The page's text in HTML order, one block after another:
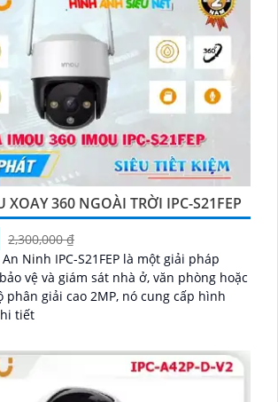
XOAY 360 NGOÀI TRỜI IPC-S21FEP
2,300,000 ₫
Ninh IPC-S21FEP là một giải pháp
vệ và giám sát nhà ở, văn phòng hoặc
tiết